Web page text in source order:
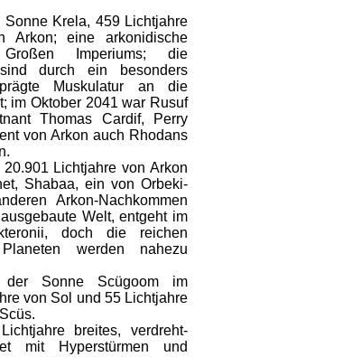
Krela, 459 Lichtjahre
eine arkonidische
Imperiums; die
durch ein besonders
Muskulatur an die
im Oktober 2041 war Rusuf
Thomas Cardif, Perry
von Arkon auch Rhodans
Lichtjahre von Arkon
Shabaa, ein von Orbeki-
Arkon-Nachkommen
Welt, entgeht im
doch die reichen
werden nahezu
Sonne Scügoom im
von Sol und 55 Lichtjahre
breites, verdreht-
mit Hyperstürmen und